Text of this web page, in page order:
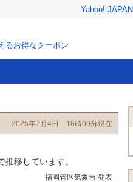
Yahoo! JAPAN
るお得なクーポン
2025年7月4日 16時00分現在
移しています。
福岡管区気象台 発表